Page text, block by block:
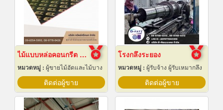
ไม้แบบหล่อคอนกรีต ไม้แบบเทปูน
หมวดหมู่ : ผู้ขายไม้อัดและไม้บาง
ติดต่อผู้ขาย
โรงกลึงระยอง
หมวดหมู่ : ผู้รับจ้าง ผู้รับเหมากลึง
ติดต่อผู้ขาย